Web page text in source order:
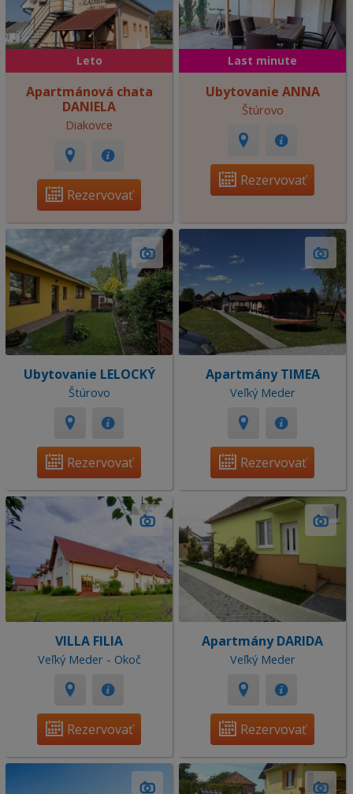
Leto
Apartmánová chata
DANIELA
Diakovce
Rezervovať
Last minute
Ubytovanie ANNA
Štúrovo
Rezervovať
Ubytovanie LELOCKÝ
Štúrovo
Rezervovať
Apartmány TIMEA
Veľký Meder
Rezervovať
VILLA FILIA
Veľký Meder - Okoč
Rezervovať
Apartmány DARIDA
Veľký Meder
Rezervovať